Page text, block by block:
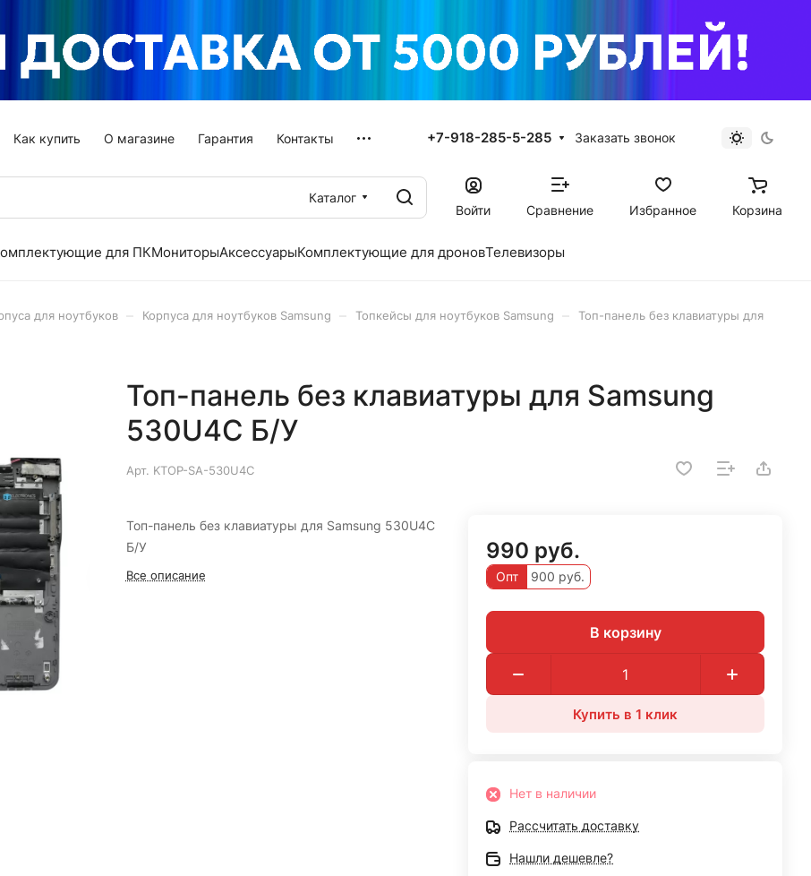
Как купить О магазине Гарантия Контакты +7-918-285-5-285 Заказать звонок
Каталог
Войти
Сравнение Избранное Корзина
для ПКМониторыАксессуарыКомплектующие для дроновТелевизоры
для ноутбуков Корпуса для ноутбуков Samsung Топкейсы для ноутбуков Samsung
Топ-панель без клавиатуры для
Топ-панель без клавиатуры для Samsung
530U4C Б/У
Арт. KTOP-SA-530U4C
Топ-панель без клавиатуры для Samsung 530U4C
Б/У
Все описание
990 руб.
Опт 900 руб.
В корзину
Купить в 1 клик
Нет в наличии
Рассчитать доставку
Нашли дешевле?